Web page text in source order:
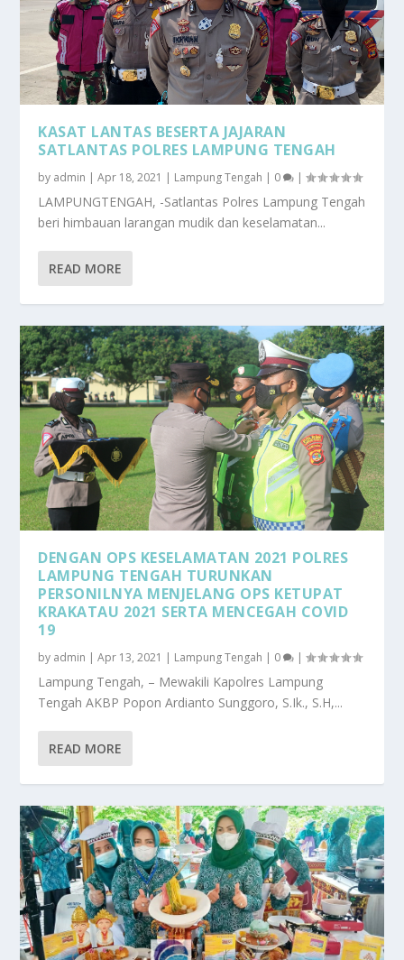
KASAT LANTAS BESERTA JAJARAN
SATLANTAS POLRES LAMPUNG TENGAH
by admin |Apr 18, 2021 | Lampung Tengah | 0 |
LAMPUNGTENGAH, -Satlantas Polres Lampung Tengah
beri himbauan larangan mudik dan keselamatan...
READ MORE
DENGAN OPS KESELAMATAN 2021 POLRES
LAMPUNG TENGAH TURUNKAN
PERSONILNYA MENJELANG OPS KETUPAT
KRAKATAU 2021 SERTA MENCEGAH COVID
19
by admin |Apr 13, 2021 | Lampung Tengah | 0 |
Lampung Tengah, – Mewakili Kapolres Lampung
Tengah AKBP Popon Ardianto Sunggoro, S.Ik., S.H,...
READ MORE